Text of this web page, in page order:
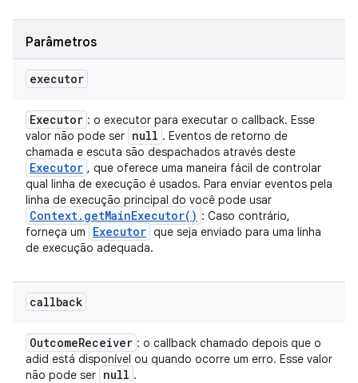
Parâmetros
executor
Executor : o executor para executar o callback. Esse
valor não pode ser null . Eventos de retorno de
chamada e escuta são despachados através deste
Executor , que oferece uma maneira fácil de controlar
qual linha de execução é usados. Para enviar eventos pela
linha de execução principal do você pode usar
Context. getMainExecutor( ) : Caso contrário,
forneça um
Executor que seja enviado para uma linha
de execução adequada.
callback
OutcomeReceiver : o callback chamado depois que o
adid está disponível ou quando ocorre um erro. Esse valor
não pode ser null .